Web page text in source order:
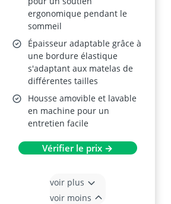
ergonomique pendant le
sommeil
Épaisseur adaptable grâce à
une bordure élastique
s'adaptant aux matelas de
différentes tailles
Housse amovible et lavable
en machine pour un
entretien facile
Vérifier le prix →
voir plus
voir moins